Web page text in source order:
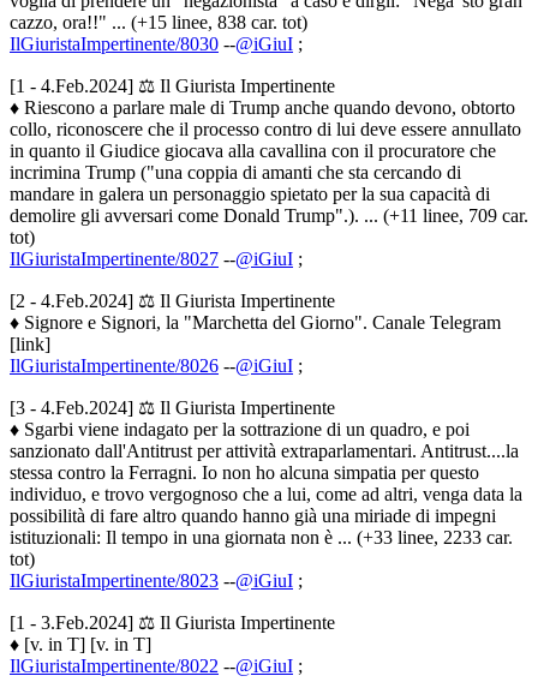
cazzo, ora!!" ... (+15 linee, 838 car. tot)
IlGiuristaImpertinente/8030 --@iGiuI ;
[1 - 4.Feb.2024] ⚖️ Il Giurista Impertinente
♦ Riescono a parlare male di Trump anche quando devono, obtorto
collo, riconoscere che il processo contro di lui deve essere annullato
in quanto il Giudice giocava alla cavallina con il procuratore che
incrimina Trump ("una coppia di amanti che sta cercando di
mandare in galera un personaggio spietato per la sua capacità di
demolire gli avversari come Donald Trump".). ... (+11 linee, 709 car.
tot)
IlGiuristaImpertinente/8027 --@iGiuI ;
[2 - 4.Feb.2024] ⚖️ Il Giurista Impertinente
♦ Signore e Signori, la "Marchetta del Giorno". Canale Telegram
[link]
IlGiuristaImpertinente/8026 --@iGiuI ;
[3 - 4.Feb.2024] ⚖️ Il Giurista Impertinente
♦ Sgarbi viene indagato per la sottrazione di un quadro, e poi
sanzionato dall'Antitrust per attività extraparlamentari. Antitrust....la
stessa contro la Ferragni. Io non ho alcuna simpatia per questo
individuo, e trovo vergognoso che a lui, come ad altri, venga data la
possibilità di fare altro quando hanno già una miriade di impegni
istituzionali: Il tempo in una giornata non è ... (+33 linee, 2233 car.
tot)
IlGiuristaImpertinente/8023 --@iGiuI ;
[1 - 3.Feb.2024] ⚖️ Il Giurista Impertinente
♦ [v. in T] [v. in T]
IlGiuristaImpertinente/8022 --@iGiuI ;